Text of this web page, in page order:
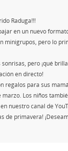
Raduga!!!
en un nuevo
minigrupos, pero lo
pero ¡qué
en directo!
regalos para sus
Los niños
nuestro canal de
de primavera!